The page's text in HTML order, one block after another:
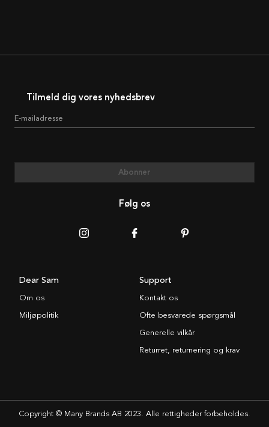
Tilmeld dig vores nyhedsbrev
E-mailadresse
Abonner
Følg os
Dear Sam
Om os
Miljøpolitik
Support
Kontakt os
Ofte besvarede spørgsmål
Generelle vilkår
Returret, returnering og krav
Copyright © Many Brands AB 2023. Alle rettigheder forbeholdes.